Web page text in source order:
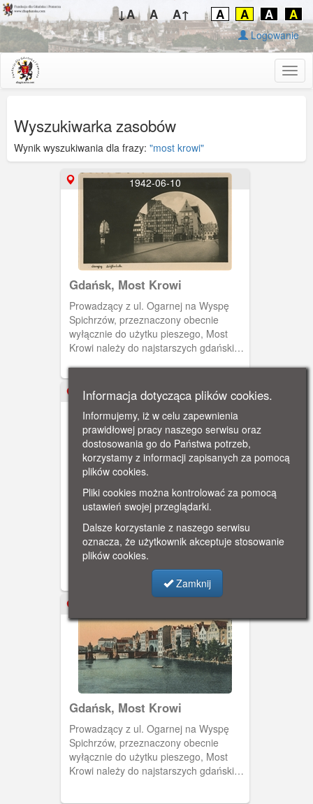
↓A A A↑ A A A A
Logowanie
Wyszukiwarka zasobów
Wynik wyszukiwania dla frazy: "most krowi"
1942-06-10
Gdańsk, Most Krowi
Prowadzący z ul. Ogarnej na Wyspę
Spichrzów, przeznaczony obecnie
wyłącznie do użytku pieszego, Most
Krowi należy do najstarszych gdańskich
jako tzw. Kładkę Krowią, służącą
głównie do przepędzenia tędy na
pastwiska (przed ubojem) stad bydła
należącego do gdańskich rzeźników.
Tędy również przeprowadzano na
Wyspę Spichrzów psy, które stróżowały
nocami wokół magazynów ze zbożem.
ok. 1910
Gdańsk, Wyspa Spichrzów
Zachodnia pierzeja Wyspy Spichrzów w
promieniach południowego Słońca.
Most na Motławie to Most Krowi. W
miejscu z lewej strony obecnie stoi
Gdańsk, Most Krowi
Prowadzący z ul. Ogarnej na Wyspę
Spichrzów, przeznaczony obecnie
wyłącznie do użytku pieszego, Most
Krowi należy do najstarszych gdańskich
Informacja dotycząca plików cookies.
Informujemy, iż w celu zapewnienia
prawidłowej pracy naszego serwisu oraz
dostosowania go do Państwa potrzeb,
korzystamy z informacji zapisanych za pomocą
plików cookies.
Pliki cookies można kontrolować za pomocą
ustawień swojej przeglądarki.
Dalsze korzystanie z naszego serwisu
oznacza, że użytkownik akceptuje stosowanie
plików cookies.
Zamknij